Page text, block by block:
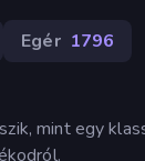
Egér 1796
mint egy